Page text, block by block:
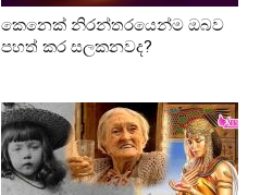
කෙනෙක් නිරන්තරයෙන්ම ඔබව
පහත් කර සලකනවද?